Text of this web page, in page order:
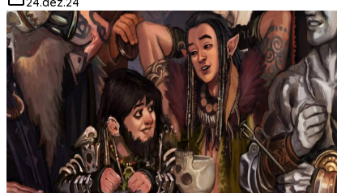
24.dez.24